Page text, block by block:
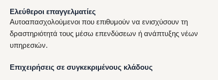
Ελεύθεροι επαγγελματίες
Αυτοαπασχολούμενοι που επιθυμούν να ενισχύσουν τη
δραστηριότητά τους μέσω επενδύσεων ή ανάπτυξης νέων
υπηρεσιών.
Επιχειρήσεις σε συγκεκριμένους κλάδους